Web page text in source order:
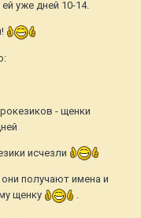
уже дней 10-14.
- щенки
исчезли
получают имена и
щенку
.